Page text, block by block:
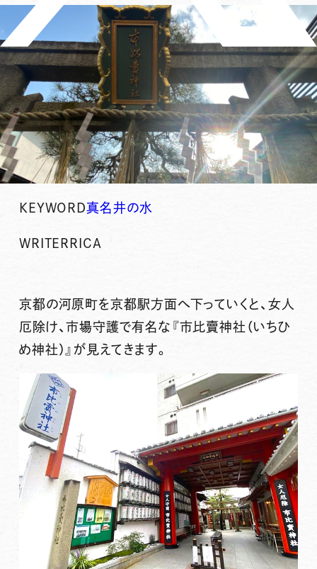
KEYWORD真名井の水
WRITER RICA
京都の河原町を京都駅方面へ下っていくと、女人
厄除け、市場守護で有名な『市比賣神社（いちひ
め神社）』が見えてきます。